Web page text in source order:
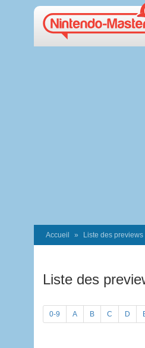
Accueil Liste des previews
Liste des
0-9 A B C D